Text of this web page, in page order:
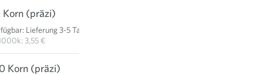
(präzi)
: Lieferung 3-5 Tage
3,55 €
Korn (präzi)